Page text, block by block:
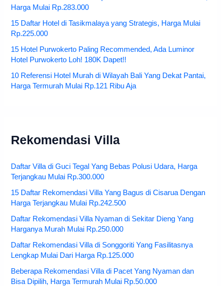
Harga Mulai Rp.283.000
15 Daftar Hotel di Tasikmalaya yang Strategis, Harga Mulai
Rp.225.000
15 Hotel Purwokerto Paling Recommended, Ada Luminor
Hotel Purwokerto Loh! 180K Dapet!!
10 Referensi Hotel Murah di Wilayah Bali Yang Dekat Pantai,
Harga Termurah Mulai Rp.121 Ribu Aja
Rekomendasi Villa
Daftar Villa di Guci Tegal Yang Bebas Polusi Udara, Harga
Terjangkau Mulai Rp.300.000
15 Daftar Rekomendasi Villa Yang Bagus di Cisarua Dengan
Harga Terjangkau Mulai Rp.242.500
Daftar Rekomendasi Villa Nyaman di Sekitar Dieng Yang
Harganya Murah Mulai Rp.250.000
Daftar Rekomendasi Villa di Songgoriti Yang Fasilitasnya
Lengkap Mulai Dari Harga Rp.125.000
Beberapa Rekomendasi Villa di Pacet Yang Nyaman dan
Bisa Dipilih, Harga Termurah Mulai Rp.50.000